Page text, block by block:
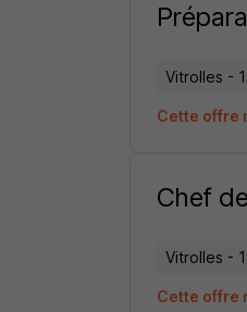
Vitrolles -
Cette offre
Chef
Vitrolles -
Cette offre